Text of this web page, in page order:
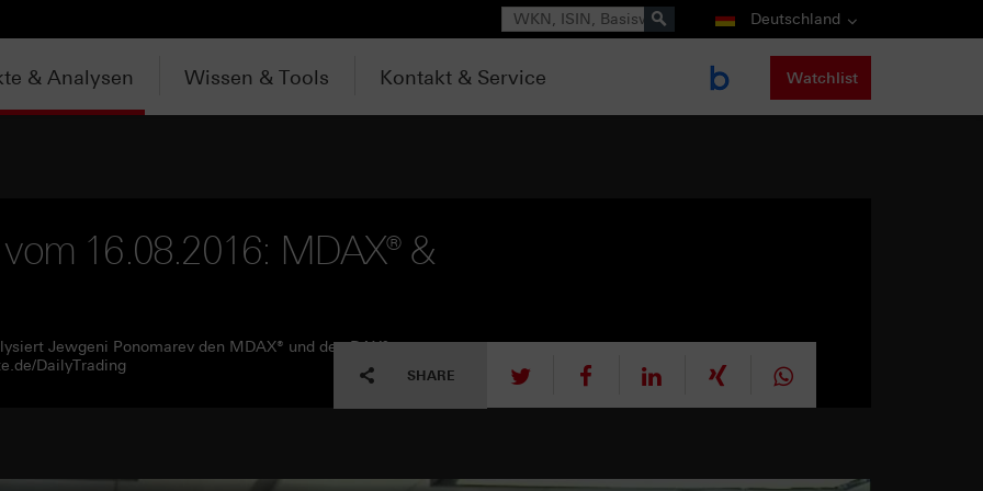
Suche Deutschland
& Analysen Wissen & Tools Kontakt & Service Watchlist
vom 16.08.2016: MDAX® &
Jewgeni Ponomarev den MDAX® und den DAX®.
DailyTrading
SHARE tweet mitteilen